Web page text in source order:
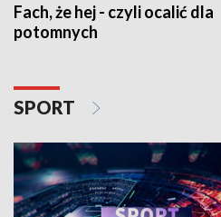
Fach, że hej - czyli ocalić dla
potomnych
SPORT